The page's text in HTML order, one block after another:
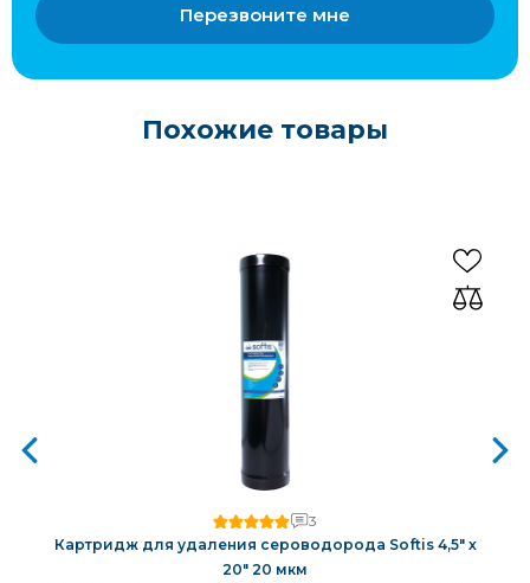
Перезвоните мне
Похожие товары
3
Картридж для удаления сероводорода Softis 4,5" х
20" 20 мкм